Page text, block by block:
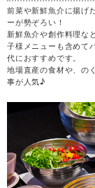
前菜や新鮮魚介に揚げ
ーが勢ぞろい！
新鮮魚介や創作料理な
子様メニューも含めて
代におすすめです。
地場直産の食材や、の
事が人気♪